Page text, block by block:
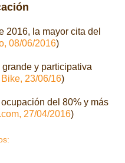
2016, la mayor cita del
08/06/2016)
y participativa
23/06/16)
del 80% y más
27/04/2016)